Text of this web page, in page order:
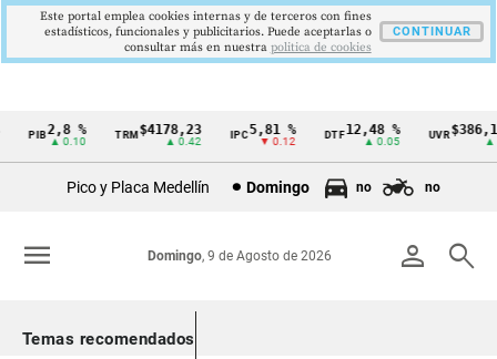
Cintillo
Colombia
PIB2,8 %
▲ 0.10
TRM$4178,23
▲ 0.42
5,81 %
▼ 0.12
DTF12,48 %
▲ 0.05
UVR
▲
Pico y Placa Medellín Domingo no no
person search
Domingo, 9 de Agosto de 2026
menu
Temas recomendados
Este portal emplea cookies internas y de terceros con fines
estadísticos, funcionales y publicitarios. Puede aceptarlas o
consultar más en nuestra politica de cookies
CONTINUAR